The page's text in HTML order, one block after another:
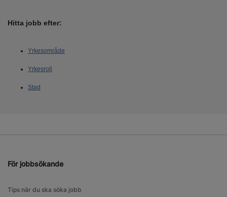
Hitta jobb efter:
Yrkesområde
Yrkesroll
Stad
För jobbsökande
Tips när du ska söka jobb